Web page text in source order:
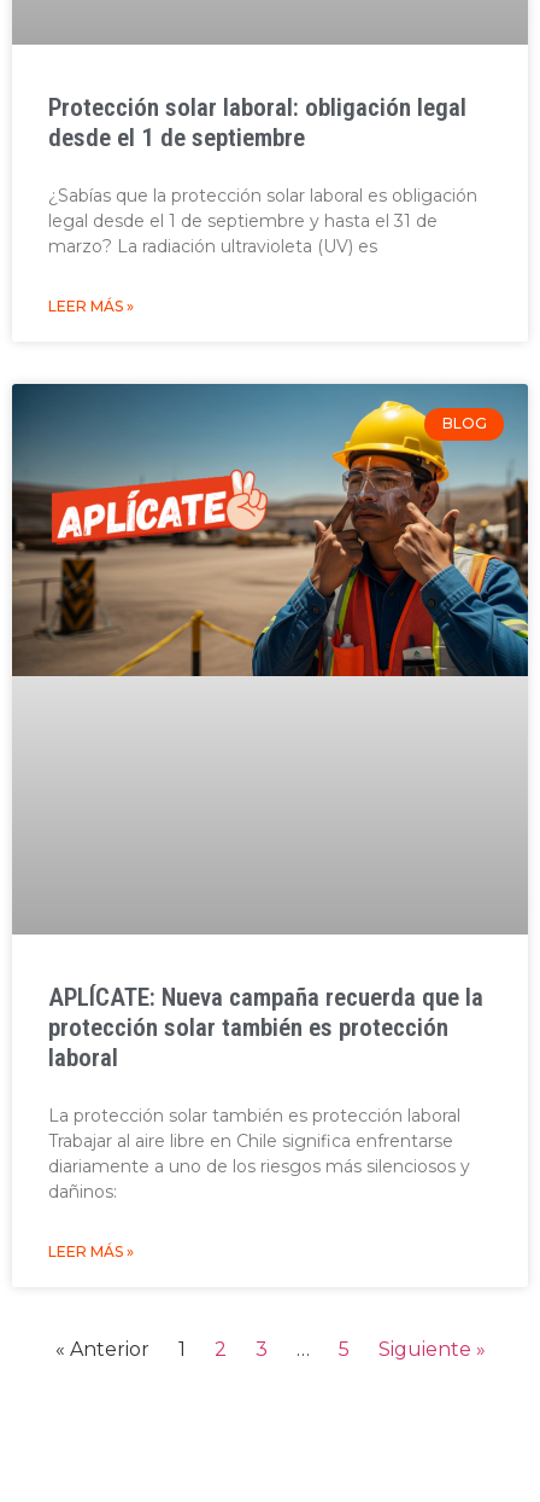
Protección solar laboral: obligación legal
desde el 1 de septiembre
¿Sabías que la protección solar laboral es obligación
legal desde el 1 de septiembre y hasta el 31 de
marzo? La radiación ultravioleta (UV) es
LEER MÁS »
BLOG
APLÍCATE: Nueva campaña recuerda que la
protección solar también es protección
laboral
La protección solar también es protección laboral
Trabajar al aire libre en Chile significa enfrentarse
diariamente a uno de los riesgos más silenciosos y
dañinos:
LEER MÁS »
« Anterior 1 2 3 … 5 Siguiente »